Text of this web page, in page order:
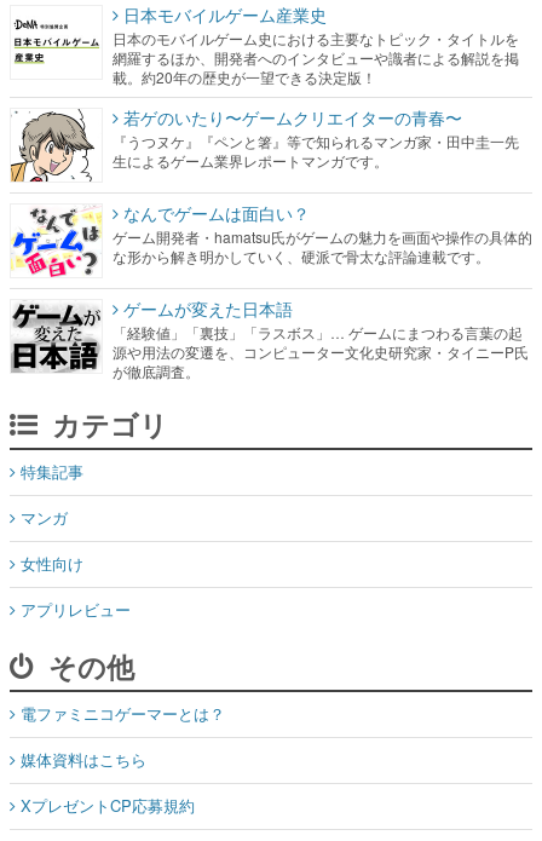
日本モバイルゲーム産業史
日本のモバイルゲーム史における主要なトピック・タイトルを
網羅するほか、開発者へのインタビューや識者による解説を掲
載。約20年の歴史が一望できる決定版！
若ゲのいたり〜ゲームクリエイターの青春〜
『うつヌケ』『ペンと箸』等で知られるマンガ家・田中圭一先
生によるゲーム業界レポートマンガです。
なんでゲームは面白い？
ゲーム開発者・hamatsu氏がゲームの魅力を画面や操作の具体的
な形から解き明かしていく、硬派で骨太な評論連載です。
ゲームが変えた日本語
「経験値」「裏技」「ラスボス」… ゲームにまつわる言葉の起
源や用法の変遷を、コンピューター文化史研究家・タイニーP氏
が徹底調査。
カテゴリ
特集記事
マンガ
女性向け
アプリレビュー
その他
電ファミニコゲーマーとは？
媒体資料はこちら
XプレゼントCP応募規約